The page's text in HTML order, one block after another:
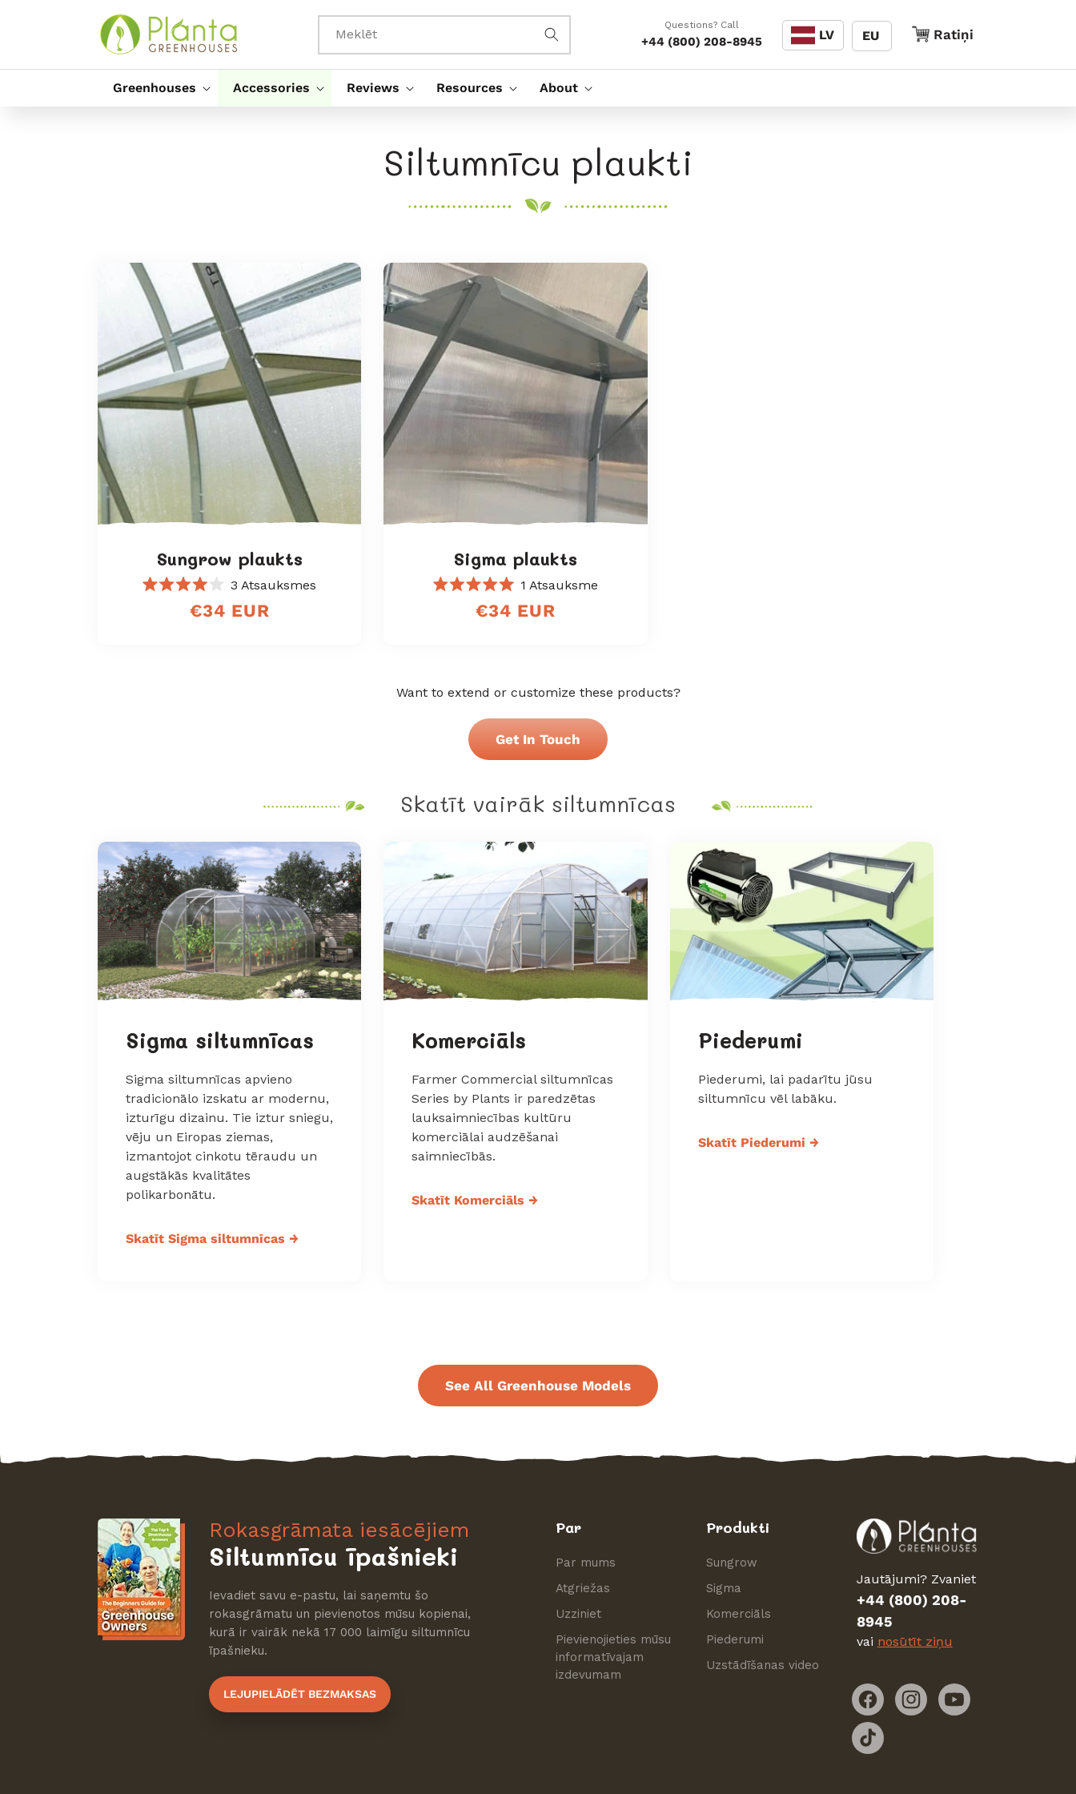
Meklēt
Questions? Call
+44 (800) 208-8945
Valoda
LV EU Ratiņi
Ratiņi
Greenhouses Accessories Reviews Resources About
K
o
e
k
c
i
j
a
:
Siltumnīcu plaukti
Sungrow plaukts
ar
3 Atsauksmes
Regular
€34 EUR
Sigma plaukts
ar
1 Atsauksme
Regular
€34 EUR
Want to extend or customize these products?
Get In Touch
Skatīt vairāk siltumnīcas
Sigma siltumnīcas
Sigma siltumnīcas apvieno
tradicionālo izskatu ar modernu,
izturīgu dizainu. Tie iztur sniegu,
vēju un Eiropas ziemas,
izmantojot cinkotu tēraudu un
augstākās kvalitātes
polikarbonātu.
Skatīt Sigma siltumnīcas →
Komerciāls
Farmer Commercial siltumnīcas
Series by Plants ir paredzētas
lauksaimniecības kultūru
komerciālai audzēšanai
saimniecībās.
Skatīt Komerciāls→
Piederumi
Piederumi, lai padarītu jūsu
siltumnīcu vēl labāku.
Skatīt Piederumi →
See All Greenhouse Models
Rokasgrāmata iesācējiem
Siltumnīcu īpašnieki
Ievadiet savu e-pastu, lai saņemtu šo
rokasgrāmatu un pievienotos mūsu kopienai,
kurā ir vairāk nekā 17 000 laimīgu siltumnīcu
īpašnieku.
LEJUPIELĀDĒT BEZMAKSAS
Par
Par mums
Atgriežas
Uzziniet
Pievienojieties mūsu
informatīvajam
izdevumam
Produkti
Sungrow
Sigma
Komerciāls
Piederumi
Uzstādīšanas video
Jautājumi? Zvaniet
+44 (800) 208-
8945
vai nosūtīt ziņu
FacebookInstagramYouTube
TikTok